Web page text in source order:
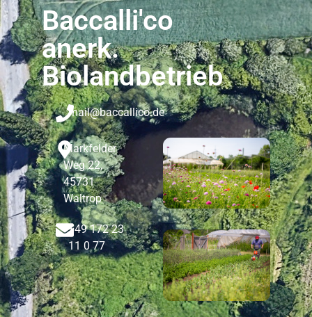
Baccalli'co
anerk.
Biolandbetrieb
mail@baccallico.de
Markfelder
Weg 22,
45731
Waltrop
+49 172 23
11 0 77